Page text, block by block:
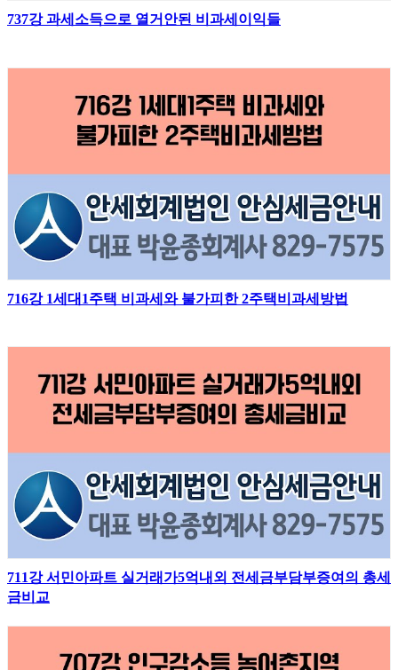
737강 과세소득으로 열거안된 비과세이익들
716강 1세대1주택 비과세와 불가피한 2주택비과세방법
711강 서민아파트 실거래가5억내외 전세금부담부증여의 총세
금비교